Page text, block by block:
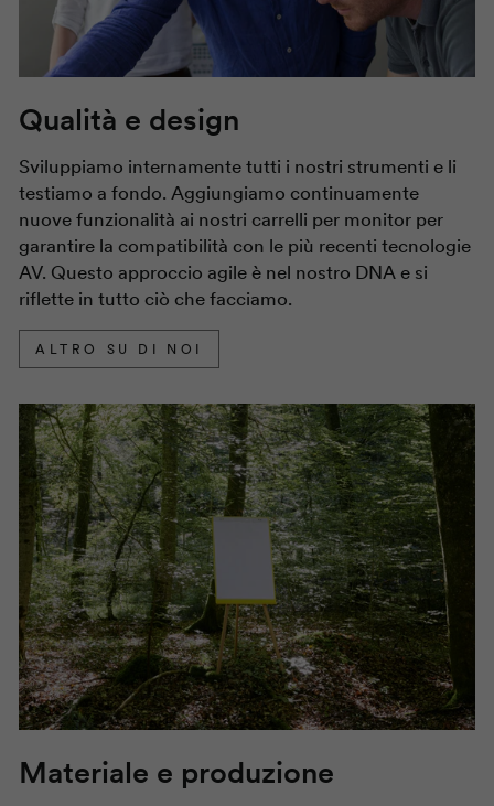
Qualità e design
Sviluppiamo internamente tutti i nostri strumenti e li
testiamo a fondo. Aggiungiamo continuamente
nuove funzionalità ai nostri carrelli per monitor per
garantire la compatibilità con le più recenti tecnologie
AV. Questo approccio agile è nel nostro DNA e si
riflette in tutto ciò che facciamo.
ALTRO SU DI NOI
Materiale e produzione